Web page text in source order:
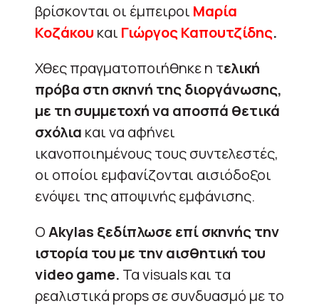
βρίσκονται οι έμπειροι Μαρία
Κοζάκου και ΓιώργοςΚαπουτζίδης.
Χθες πραγματοποιήθηκε η τελική
πρόβα στη σκηνή της διοργάνωσης,
με τη συμμετοχή να αποσπά θετικά
σχόλια και να αφήνει
ικανοποιημένους τους συντελεστές,
οι οποίοι εμφανίζονται αισιόδοξοι
ενόψει της αποψινής εμφάνισης.
ΟAkylas ξεδίπλωσε επί σκηνής την
ιστορία του με την αισθητική του
video game. Τα visuals και τα
ρεαλιστικά props σε συνδυασμό με το